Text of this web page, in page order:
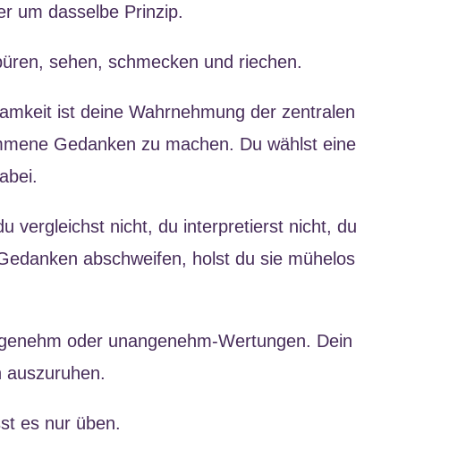
um dasselbe Prinzip.
sehen, schmecken und riechen.
ist deine Wahrnehmung der zentralen
Gedanken zu machen. Du wählst eine
vergleichst nicht, du interpretierst nicht, du
abschweifen, holst du sie mühelos
oder unangenehm-Wertungen. Dein
es nur üben.